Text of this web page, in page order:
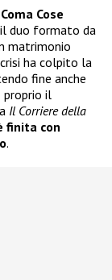
Coma Cose
duo formato da
matrimonio
ha colpito la
fine anche
il
Il Corriere della
finita con
.